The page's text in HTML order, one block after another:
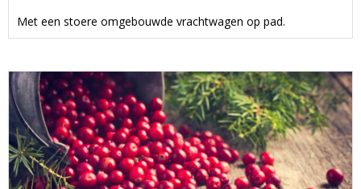
Met een stoere omgebouwde vrachtwagen op pad.